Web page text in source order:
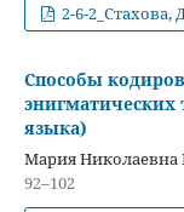
2-6-2_Стахова,
Способы
энигматических
языка)
Мария Николаевна
92–102